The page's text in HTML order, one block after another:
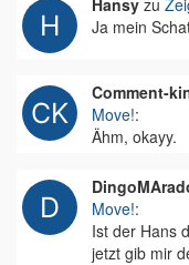
Hansy zu
Ja mein
Comment-
Move!:
Ähm, okayy.
Move!:
Ist der Hans
jetzt gib mir